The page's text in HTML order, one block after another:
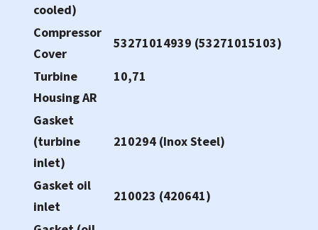
cooled)
Compressor
Cover
53271014939 (53271015103)
Turbine
Housing AR
10,71
Gasket
(turbine
inlet)
210294 (Inox Steel)
Gasket oil
inlet
210023 (420641)